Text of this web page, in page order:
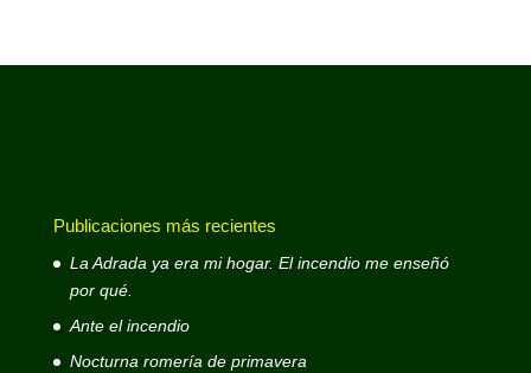
Publicaciones más recientes
La Adrada ya era mi hogar. El incendio me enseñó
por qué.
Ante el incendio
Nocturna romería de primavera